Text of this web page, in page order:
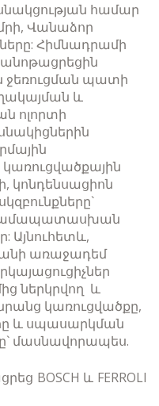
համար
Վանաձոր
Հիմնադրամի
ջեռուցման պատի
և
ոլորտի
կոնդենսացիոն
համապատասխան
Այնուհետև,
առաջադեմ
ներկրվող և
կառուցվածքը,
և սպասարկման
մասնավորապես.
BOSCH և FERROLI